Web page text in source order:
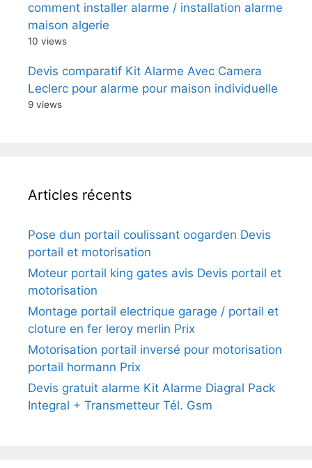
comment installer alarme / installation alarme
maison algerie
10 views
Devis comparatif Kit Alarme Avec Camera
Leclerc pour alarme pour maison individuelle
9 views
Articles récents
Pose dun portail coulissant oogarden Devis
portail et motorisation
Moteur portail king gates avis Devis portail et
motorisation
Montage portail electrique garage / portail et
cloture en fer leroy merlin Prix
Motorisation portail inversé pour motorisation
portail hormann Prix
Devis gratuit alarme Kit Alarme Diagral Pack
Integral + Transmetteur Tél. Gsm